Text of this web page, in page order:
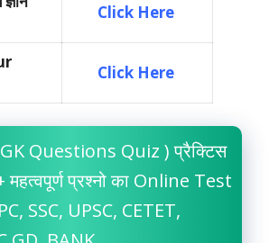
Click Here
Click Here
GK Questions Quiz ) प्रैक्टिस
प्रश्नो का Online Test
SSC, UPSC, CETET,